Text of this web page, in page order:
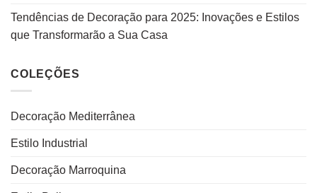
Tendências de Decoração para 2025: Inovações e Estilos
que Transformarão a Sua Casa
COLEÇÕES
Decoração Mediterrânea
Estilo Industrial
Decoração Marroquina